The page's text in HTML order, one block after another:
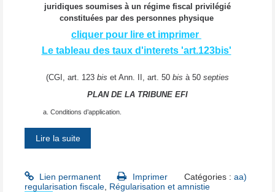
juridiques soumises à un régime fiscal privilégié
constituées par des personnes physique
cliquer pour lire et imprimer
Le tableau des taux d'interets 'art.123bis'
(CGI, art. 123 bis et Ann. II, art. 50 bis à 50 septies
PLAN DE LA TRIBUNE EFI
a. Conditions d’application.
Lire la suite
Lien permanent Imprimer Catégories : aa)
regularisation fiscale Régularisation et amnistie